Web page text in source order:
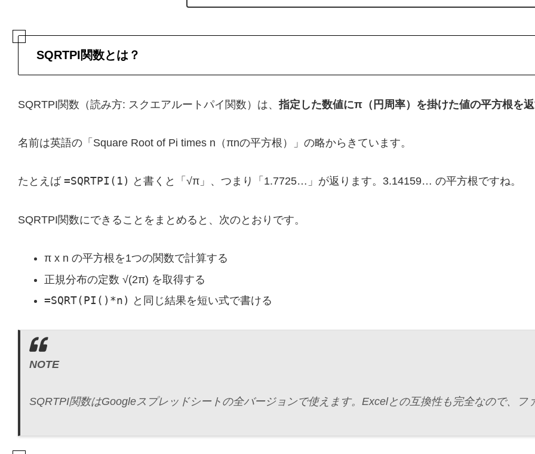
SQRTPI関数とは？
SQRTPI関数（読み方: スクエアルートパイ関数）は、指定した数値にπ（円周率）を掛けた値の平方根を
名前は英語の「Square Root of Pi times n（πnの平方根）」の略からきています。
たとえば =SQRTPI(1) と書くと「√π」、つまり「1.7725…」が返ります。3.14159… の平方根ですね。
SQRTPI関数にできることをまとめると、次のとおりです。
π x n の平方根を1つの関数で計算する
正規分布の定数 √(2π) を取得する
=SQRT(PI()*n) と同じ結果を短い式で書ける
NOTE
SQRTPI関数はGoogleスプレッドシートの全バージョンで使えます。Excelとの互換性も完全なので、フ